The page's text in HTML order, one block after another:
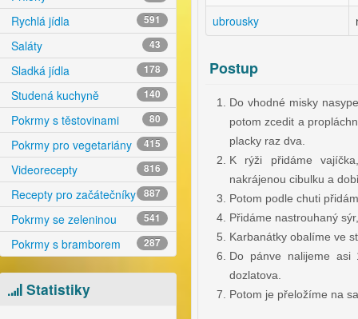
Rychlá jídla 591
Saláty 43
Sladká jídla 178
Studená kuchyně 140
Pokrmy s těstovinami 80
Pokrmy pro vegetariány 415
Videorecepty 816
Recepty pro začátečníky 887
Pokrmy se zeleninou 541
Pokrmy s bramborem 287
Statistiky
ubrousky
Postup
Do vhodné misky
potom zcedit a
placky raz dva.
K rýži přidáme
nakrájenou cibulku a
Potom podle chuti
Přidáme nastrouhaný
Karbanátky obalíme ve
Do pánve nalijeme
dozlatova.
Potom je přeložíme na